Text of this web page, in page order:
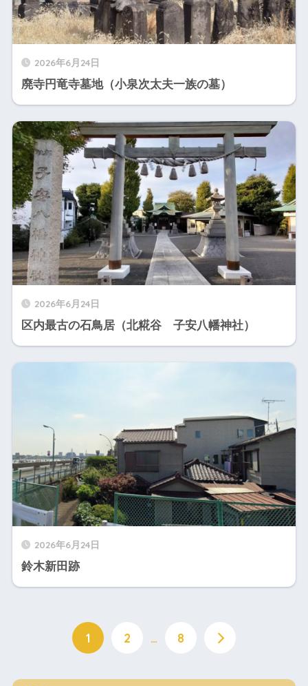
2026年6月24日
廃寺円竜寺墓地（小泉次太夫一族の墓）
2026年6月24日
区内最古の石鳥居（北糀谷 子安八幡神社）
2026年6月24日
鈴木新田跡
1 2 … 8